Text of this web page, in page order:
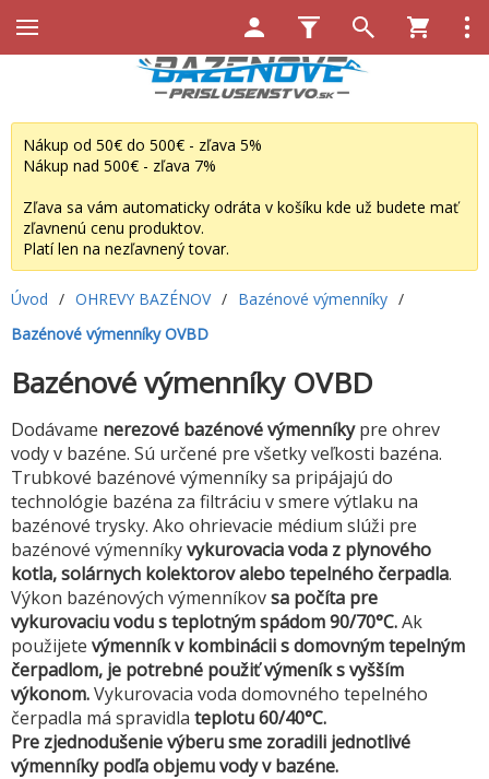
Nákup od 50€ do 500€ - zľava 5%
Nákup nad 500€ - zľava 7%
Zľava sa vám automaticky odráta v košíku kde už budete mať
zľavnenú cenu produktov.
Platí len na nezľavnený tovar.
Úvod / OHREVY BAZÉNOV / Bazénové výmenníky /
Bazénové výmenníky OVBD
Bazénové výmenníky OVBD
Dodávame nerezové bazénové výmenníkypre ohrev
vody v bazéne. Sú určené pre všetky veľkosti bazéna.
Trubkové bazénové výmenníky sa pripájajú do
technológie bazéna za filtráciu v smere výtlaku na
bazénové trysky. Ako ohrievacie médium slúži pre
bazénové výmenníkyvykurovacia voda z plynového
kotla,solárnych kolektorov alebo tepelného čerpadla.
Výkon bazénových výmenníkovsa počíta pre
vykurovaciu vodu s teplotným spádom 90/70°C.Ak
použijete výmenník v kombinácii s domovným tepelným
čerpadlom, je potrebné použiť výmeník s vyšším
výkonom.Vykurovacia voda domovného tepelného
čerpadla má spravidla teplotu 60/40°C.
Pre zjednodušenie výberu sme zoradili jednotlivé
výmenníky podľa objemu vody v bazéne.